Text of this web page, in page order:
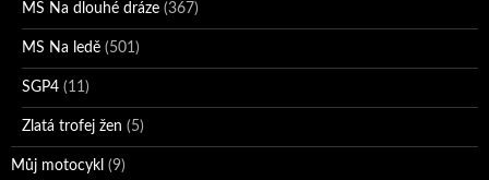
MS Na dlouhé dráze (367)
MS Na ledě (501)
SGP4 (11)
Zlatá trofej žen (5)
Můj motocykl (9)